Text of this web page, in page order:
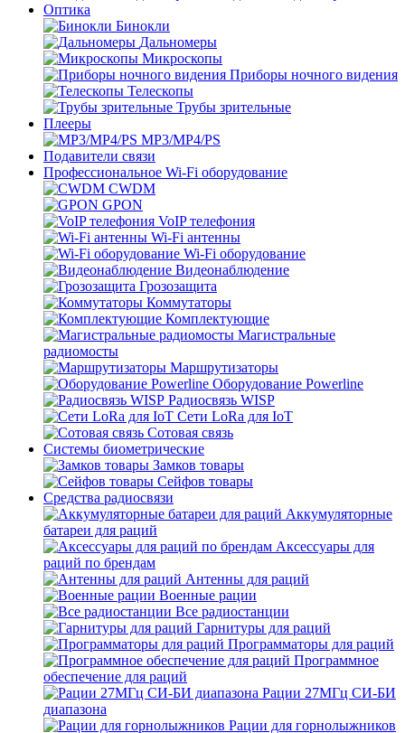
Оптика
Бинокли
Дальномеры
Микроскопы
Приборы ночного видения
Телескопы
Трубы зрительные
Плееры
MP3/MP4/PS
Подавители связи
Профессиональное Wi-Fi оборудование
CWDM
GPON
VoIP телефония
Wi-Fi антенны
Wi-Fi оборудование
Видеонаблюдение
Грозозащита
Коммутаторы
Комплектующие
Магистральные
радиомосты
Маршрутизаторы
Оборудование Powerline
Радиосвязь WISP
Сети LoRa для IoT
Сотовая связь
Системы биометрические
Замков товары
Сейфов товары
Средства радиосвязи
Аккумуляторные
батареи для раций
Аксессуары для
раций по брендам
Антенны для раций
Военные рации
Все радиостанции
Гарнитуры для раций
Программаторы для раций
Программное
обеспечение для раций
Рации 27МГц СИ-БИ
диапазона
Рации для горнолыжников